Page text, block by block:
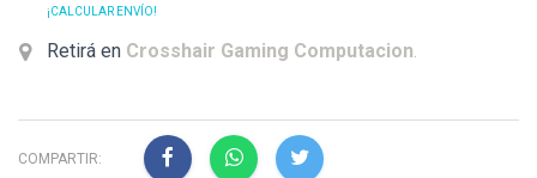
¡CALCULAR ENVÍO!
Retirá en Crosshair Gaming Computacion.
COMPARTIR: